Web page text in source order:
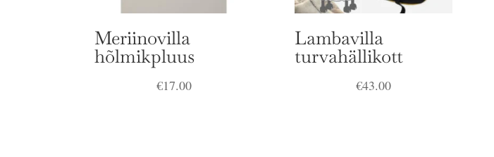
Meriinovilla
hõlmikpluus
€17.00
Lambavilla
turvahällikott
€43.00